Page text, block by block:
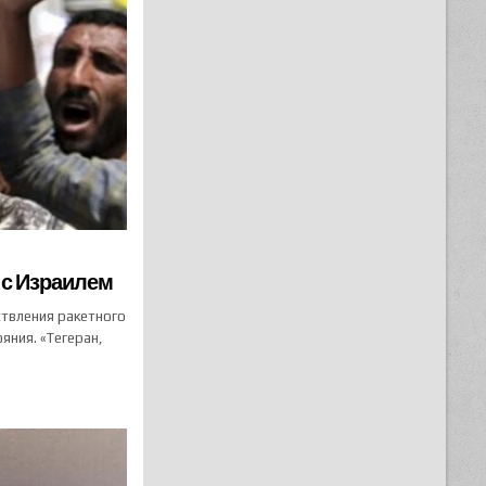
Израилем
ракетного
«Тегеран,